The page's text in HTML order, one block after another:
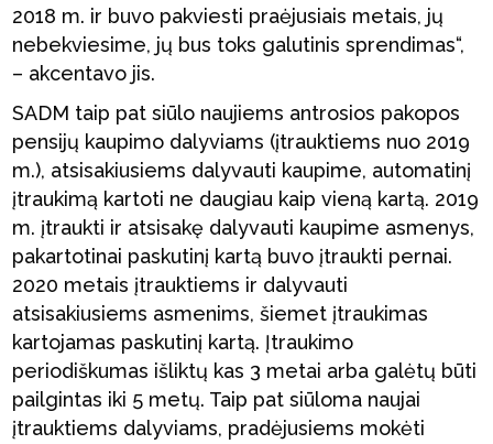
2018 m. ir buvo pakviesti praėjusiais metais, jų
nebekviesime, jų bus toks galutinis sprendimas“,
– akcentavo jis.
SADM taip pat siūlo naujiems antrosios pakopos
pensijų kaupimo dalyviams (įtrauktiems nuo 2019
m.), atsisakiusiems dalyvauti kaupime, automatinį
įtraukimą kartoti ne daugiau kaip vieną kartą. 2019
m. įtraukti ir atsisakę dalyvauti kaupime asmenys,
pakartotinai paskutinį kartą buvo įtraukti pernai.
2020 metais įtrauktiems ir dalyvauti
atsisakiusiems asmenims, šiemet įtraukimas
kartojamas paskutinį kartą. Įtraukimo
periodiškumas išliktų kas 3 metai arba galėtų būti
pailgintas iki 5 metų. Taip pat siūloma naujai
įtrauktiems dalyviams, pradėjusiems mokėti